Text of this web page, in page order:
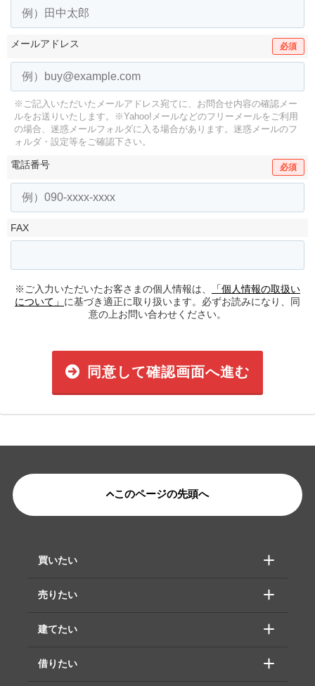
メールアドレス 必須
※ご記入いただいたメールアドレス宛てに、お問合せ内容の確認メー
ルをお送りいたします。
※Yahoo!メールなどのフリーメールをご利用
の場合、迷惑メールフォルダに入る場合があります。 迷惑メールのフ
ォルダ・設定等をご確認下さい。
電話番号 必須
FAX
※ご入力いただいたお客さまの個人情報は、
「個人情報の取扱い
について」 に基づき適正に取り扱います。必ずお読みになり、同
意の上お問い合わせください。
同意して確認画面へ進む
このページの先頭へ
買いたい
売りたい
建てたい
借りたい